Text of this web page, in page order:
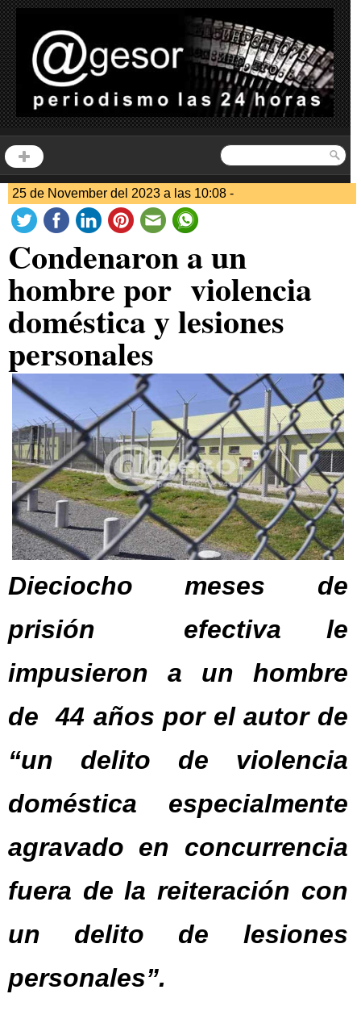
25 de November del 2023 a las 10:08 -
Condenaron a un
hombre por violencia
doméstica y lesiones
personales
Dieciocho meses de
prisión efectiva le
impusieron a un hombre
de 44 años por el autor de
“un delito de violencia
doméstica especialmente
agravado en concurrencia
fuera de la reiteración con
un delito de lesiones
personales”.